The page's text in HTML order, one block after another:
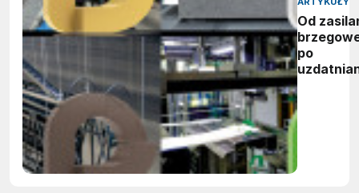
Od
po